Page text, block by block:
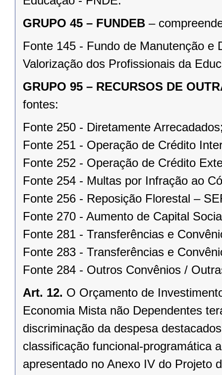
GRUPO 45 – FUNDEB –
Fonte 145 - Fundo de Manutenção e
Valorização dos Profissionais da
GRUPO 95 – RECURSOS DE
fontes:
Fonte 250 - Diretamente
Fonte 251 - Operação de Crédito
Fonte 252 - Operação de Crédito
Fonte 254 - Multas por Infração ao
Fonte 256 - Reposição Florestal –
Fonte 270 - Aumento de Capital
Fonte 281 - Transferências e
Fonte 283 - Transferências e
Fonte 284 - Outros Convênios /
Art. 12. O Orçamento de
Economia Mista não Dependentes
discriminação da despesa
classificação funcional-programática
apresentado no Anexo IV do Projeto